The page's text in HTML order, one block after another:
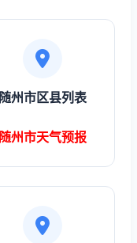
随州市区县列表
随州市天气预报